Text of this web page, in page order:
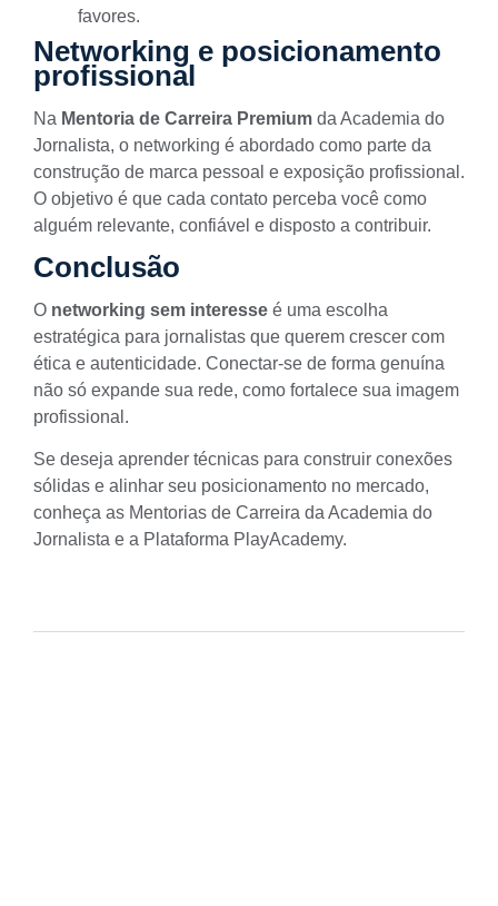
favores.
Networking e posicionamento
profissional
Na Mentoria de Carreira Premium da Academia do
Jornalista, o networking é abordado como parte da
construção de marca pessoal e exposição profissional.
O objetivo é que cada contato perceba você como
alguém relevante, confiável e disposto a contribuir.
Conclusão
O networking sem interesse é uma escolha
estratégica para jornalistas que querem crescer com
ética e autenticidade. Conectar-se de forma genuína
não só expande sua rede, como fortalece sua imagem
profissional.
Se deseja aprender técnicas para construir conexões
sólidas e alinhar seu posicionamento no mercado,
conheça as Mentorias de Carreira da Academia do
Jornalista e a Plataforma PlayAcademy.